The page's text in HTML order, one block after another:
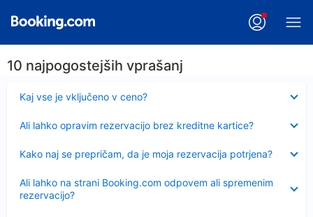
10 najpogostejših vprašanj
Kaj vse je vključeno v ceno?
Ali lahko opravim rezervacijo brez kreditne kartice?
Kako naj se prepričam, da je moja rezervacija potrjena?
Ali lahko na strani Booking.com odpovem ali spremenim
rezervacijo?